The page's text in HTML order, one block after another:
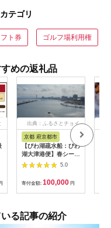
テゴリ
ト券 ゴルフ場利用権
めの返礼品
出典：ふるさとチョイ
京都 府京都市
【びわ湖疏水船：びわ
湖大津港便】春シーズ
ン先行予約権（２名様
分の乗船予約の権利）
5.0
寄付金額: 100,000 円
る記事の紹介